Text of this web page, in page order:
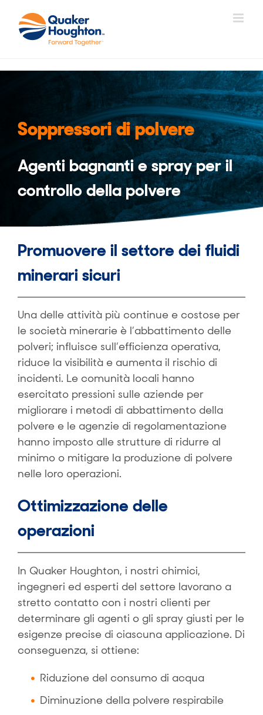
contenuto
Soppressori di polvere
Agenti bagnanti e spray per il
controllo della polvere
Promuovere il settore dei fluidi
minerari sicuri
Una delle attività più continue e costose per
le società minerarie è l’abbattimento delle
polveri; influisce sull’efficienza operativa,
riduce la visibilità e aumenta il rischio di
incidenti. Le comunità locali hanno
esercitato pressioni sulle aziende per
migliorare i metodi di abbattimento della
polvere e le agenzie di regolamentazione
hanno imposto alle strutture di ridurre al
minimo o mitigare la produzione di polvere
nelle loro operazioni.
Ottimizzazione delle
operazioni
In Quaker Houghton, i nostri chimici,
ingegneri ed esperti del settore lavorano a
stretto contatto con i nostri clienti per
determinare gli agenti o gli spray giusti per le
esigenze precise di ciascuna applicazione. Di
conseguenza, si ottiene:
Riduzione del consumo di acqua
Diminuzione della polvere respirabile